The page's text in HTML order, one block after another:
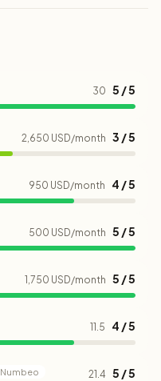
30 5 / 5
2,650 USD/month 3 / 5
950 USD/month 4 / 5
500 USD/month 5 / 5
1,750 USD/month 5 / 5
11.5 4 / 5
Numbeo 21.4 5 / 5